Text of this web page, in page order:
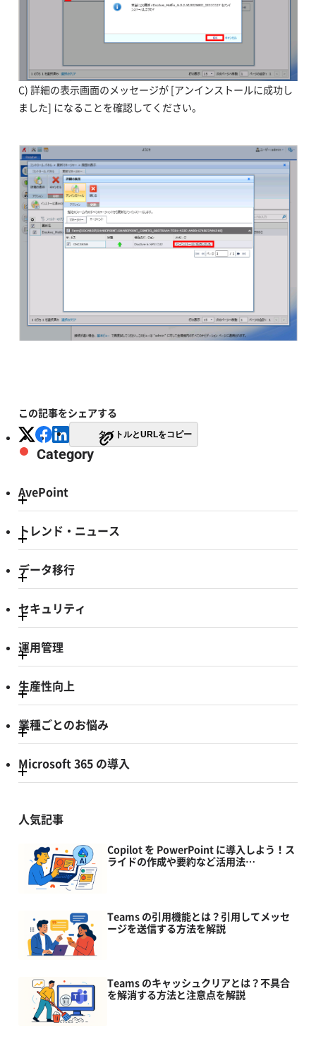
C) 詳細の表示画面のメッセージが [アンインストールに成功し
ました] になることを確認してください。
この記事をシェアする
タイトルとURLをコピー
Category
AvePoint
トレンド・ニュース
データ移行
セキュリティ
運用管理
生産性向上
業種ごとのお悩み
Microsoft 365 の導入
人気記事
Copilot を PowerPoint に導入しよう！ス
ライドの作成や要約など活用法…
Teams の引用機能とは？引用してメッセ
ージを送信する方法を解説
Teams のキャッシュクリアとは？不具合
を解消する方法と注意点を解説